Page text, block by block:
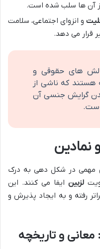
آن ها سلب شده است.
و انزوای اجتماعی، سلامت
قرار می دهد.
چالش های حقوقی و
هستند که ناشی از
گرایش جنسی آن
است.
نمادین
مهمی در شکل دهی به درک
لزبینایفا می کنند. این
رفته و به ایجاد پذیرش و
معانی و تاریخچه